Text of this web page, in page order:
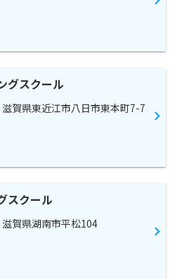
グスクール
滋賀県東近江市八日市東本町7-7
スクール
滋賀県湖南市平松104